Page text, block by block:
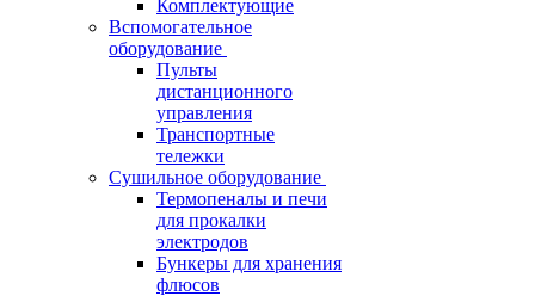
Комплектующие
Вспомогательное
оборудование
Пульты
дистанционного
управления
Транспортные
тележки
Сушильное оборудование
Термопеналы и печи
для прокалки
электродов
Бункеры для хранения
флюсов